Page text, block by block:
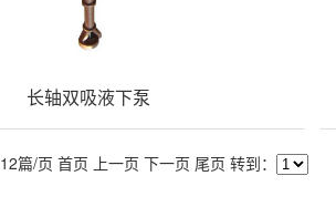
长轴双吸液下泵
12篇/页 首页 上一页 下一页 尾页 转到：